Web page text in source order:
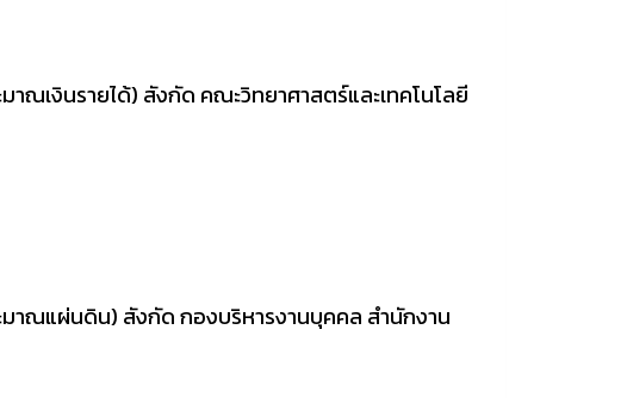
ณเงินรายได้) สังกัด คณะวิทยาศาสตร์และเทคโนโลยี
าณแผ่นดิน) สังกัด กองบริหารงานบุคคล สำนักงาน